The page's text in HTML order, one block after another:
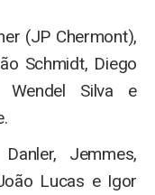
(JP Chermont),
Schmidt, Diego
Wendel Silva e
Jemmes,
Lucas e Igor